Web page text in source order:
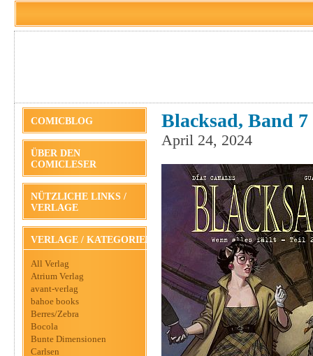
COMICBLOG
ÜBER DEN
COMICLESER
NÜTZLICHE LINKS /
VERLAGE
VERLAGE / KATEGORIEN
All Verlag
Atrium Verlag
avant-verlag
bahoe books
Berres/Zebra
Bocola
Bunte Dimensionen
Carlsen
Blacksad, Band
April 24, 2024